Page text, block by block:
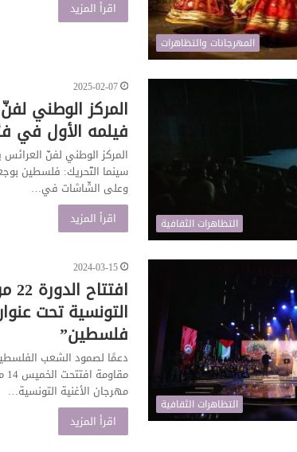
المهرجانات والتظاهرات
اقرأ المزيد
التظاهرات الثقافية
2025-02-07
المركز الوطني
فيلمه الأول في
المركز الوطني لفنّ
سينما التّحريك: فلسطين
وعلى الشّاشات في…
اقرأ المزيد
التظاهرات الثقافية
2024-03-15
التونسية تحت
فلسطين”
دعمًا لصمود الشعب
مهرجان الأغنية التونسية…
اقرأ المزيد